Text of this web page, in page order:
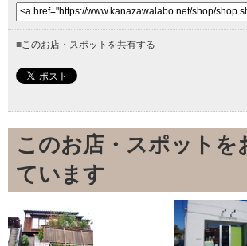
■ このお店・スポットを共有する
このお店・スポット
ています